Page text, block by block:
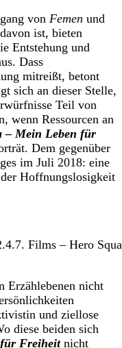
von Femen und
ist, bieten
Entstehung und
Dass
mitreißt, betont
sich an dieser Stelle,
Teil von
wenn Ressourcen an
– Mein Leben für
Dem gegenüber
im Juli 2018: eine
Hoffnungslosigkeit
Films – Hero
Erzählebenen nicht
und ziellose
diese beiden sich
Freiheitnicht